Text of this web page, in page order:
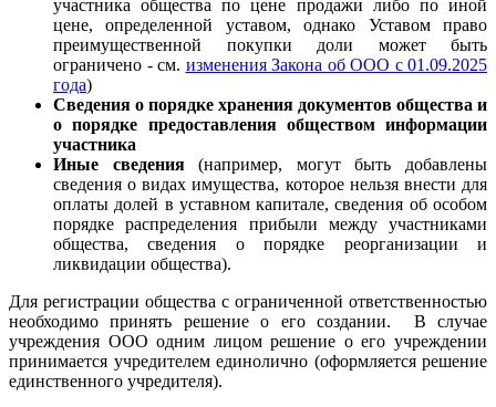
участника общества по цене продажи либо по иной
цене, определенной уставом, однако Уставом право
преимущественной покупки доли может быть
ограничено - см. изменения Закона об ООО с 01.09.2025
года)
Сведения о порядке хранения документов общества и
о порядке предоставления обществом информации
участника
Иные сведения(например, могут быть добавлены
сведения о видах имущества, которое нельзя внести для
оплаты долей в уставном капитале, сведения об особом
порядке распределения прибыли между участниками
общества, сведения о порядке реорганизации и
ликвидации общества).
Для регистрации общества с ограниченной ответственностью
необходимо принять решение о его создании. В случае
учреждения ООО одним лицом решение о его учреждении
принимается учредителем единолично (оформляется решение
единственного учредителя).